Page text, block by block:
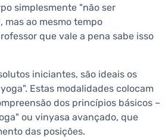
simplesmente "não ser
ao mesmo tempo
que vale a pena sabe isso
iniciantes, são ideais os
Estas modalidades colocam
dos princípios básicos –
ou vinyasa avançado, que
das posições.